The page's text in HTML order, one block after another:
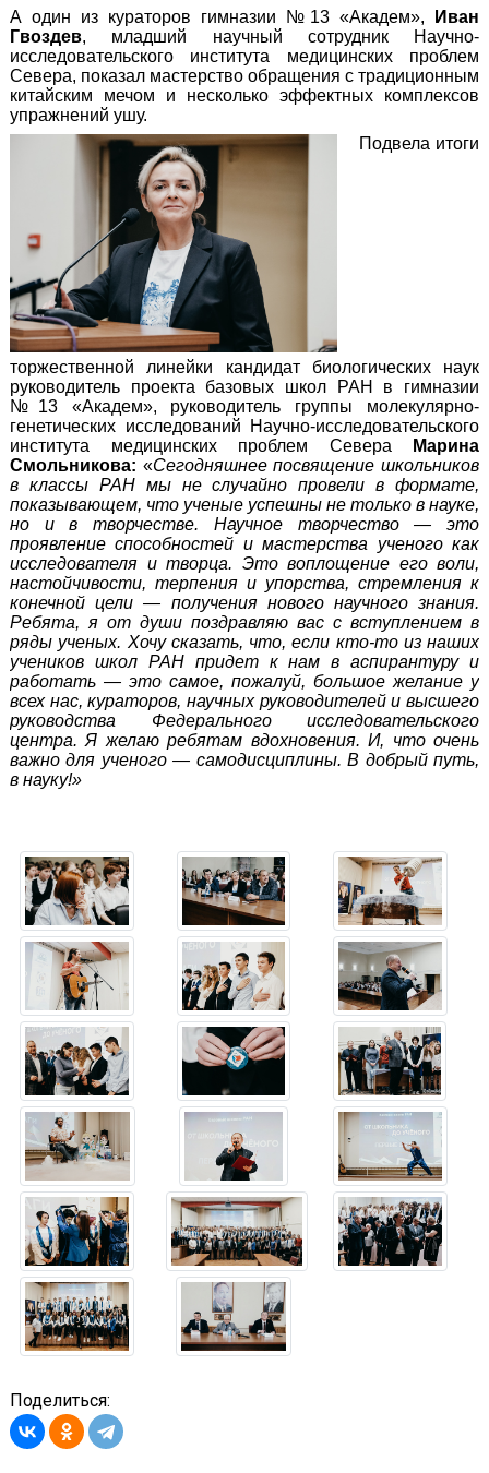
А один из кураторов гимназии №13 «Академ»,
Иван
Гвоздев, младший научный сотрудник Научно-
исследовательского института медицинских проблем
Севера, показал мастерство обращения с традиционным
китайским мечом и несколько эффектных комплексов
упражнений ушу.
Подвела итоги
торжественной линейки кандидат биологических наук
руководитель проекта базовых школ РАН в гимназии
№13 «Академ», руководитель группы молекулярно-
генетических исследований Научно-исследовательского
института медицинских проблем Севера
Марина
Смольникова: «Сегодняшнее посвящение школьников
в классы РАН мы не случайно провели в формате,
показывающем, что ученые успешны не только в науке,
но и в творчестве. Научное творчество — это
проявление способностей и мастерства ученого как
исследователя и творца. Это воплощение его воли,
настойчивости, терпения и упорства, стремления к
конечной цели — получения нового научного знания.
Ребята, я от души поздравляю вас с вступлением в
ряды ученых. Хочу сказать, что, если кто-то из наших
учеников школ РАН придет к нам в аспирантуру и
работать — это самое, пожалуй, большое желание у
всех нас, кураторов, научных руководителей и высшего
руководства Федерального исследовательского
центра. Я желаю ребятам вдохновения. И, что очень
важно для ученого — самодисциплины. В добрый путь,
в науку!»
Поделиться: